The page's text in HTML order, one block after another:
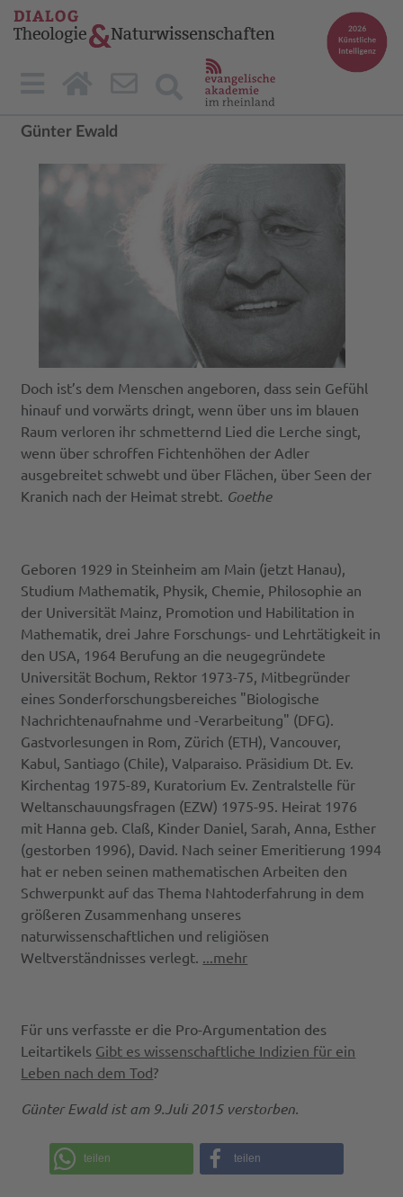
Günter Ewald
Doch ist’s dem Menschen angeboren, dass sein Gefühl
hinauf und vorwärts dringt, wenn über uns im blauen
Raum verloren ihr schmetternd Lied die Lerche singt,
wenn über schroffen Fichtenhöhen der Adler
ausgebreitet schwebt und über Flächen, über Seen der
Kranich nach der Heimat strebt. Goethe
Geboren 1929 in Steinheim am Main (jetzt Hanau),
Studium Mathematik, Physik, Chemie, Philosophie an
der Universität Mainz, Promotion und Habilitation in
Mathematik, drei Jahre Forschungs- und Lehrtätigkeit in
den USA, 1964 Berufung an die neugegründete
Universität Bochum, Rektor 1973-75, Mitbegründer
eines Sonderforschungsbereiches "Biologische
Nachrichtenaufnahme und -Verarbeitung" (DFG).
Gastvorlesungen in Rom, Zürich (ETH), Vancouver,
Kabul, Santiago (Chile), Valparaiso. Präsidium Dt. Ev.
Kirchentag 1975-89, Kuratorium Ev. Zentralstelle für
Weltanschauungsfragen (EZW) 1975-95. Heirat 1976
mit Hanna geb. Claß, Kinder Daniel, Sarah, Anna, Esther
(gestorben 1996), David. Nach seiner Emeritierung 1994
hat er neben seinen mathematischen Arbeiten den
Schwerpunkt auf das Thema Nahtoderfahrung in dem
größeren Zusammenhang unseres
naturwissenschaftlichen und religiösen
Weltverständnisses verlegt. ...mehr
Für uns verfasste er die Pro-Argumentation des
Leitartikels Gibt es wissenschaftliche Indizien für ein
Leben nach dem Tod?
Günter Ewald ist am 9.Juli 2015 verstorben.
teilen teilen